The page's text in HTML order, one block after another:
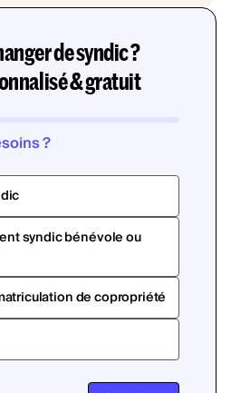
de syndic ?
& gratuit
?
syndic bénévole ou
de copropriété